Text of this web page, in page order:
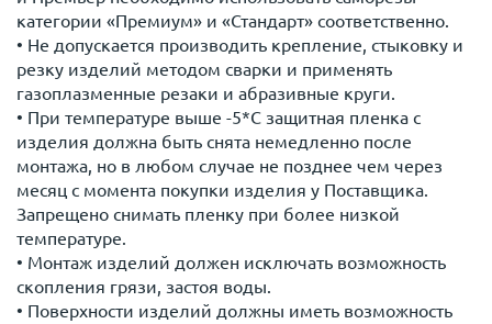
категории «Премиум» и «Стандарт» соответственно.
• Не допускается производить крепление, стыковку и
резку изделий методом сварки и применять
газоплазменные резаки и абразивные круги.
• При температуре выше -5*С защитная пленка с
изделия должна быть снята немедленно после
монтажа, но в любом случае не позднее чем через
месяц с момента покупки изделия у Поставщика.
Запрещено снимать пленку при более низкой
температуре.
• Монтаж изделий должен исключать возможность
скопления грязи, застоя воды.
• Поверхности изделий должны иметь возможность